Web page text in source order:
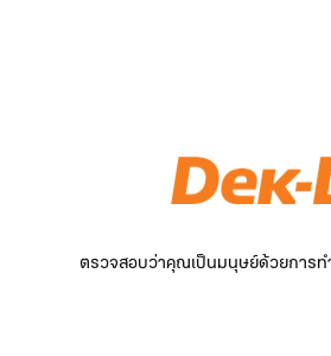
ตรวจสอบว่าคุณเป็นมนุษย์ด้วยการท